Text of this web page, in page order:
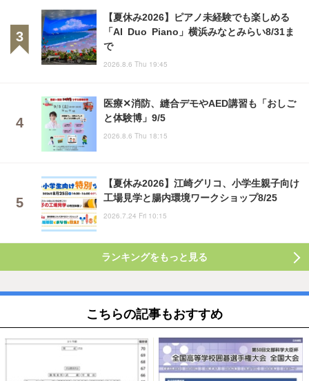
【夏休み2026】ピアノ未経験でも楽しめる
「AI Duo Piano」横浜みなとみらい8/31ま
で
2026.8.6 Thu 19:45
医療✕消防、縫合デモやAED講習も「おしご
と体験博」9/5
2026.8.6 Thu 18:15
【夏休み2026】江崎グリコ、小学生親子向け
工場見学と腸内環境ワークショップ8/25
2026.7.24 Fri 10:15
ランキングをもっと見る
こちらの記事もおすすめ